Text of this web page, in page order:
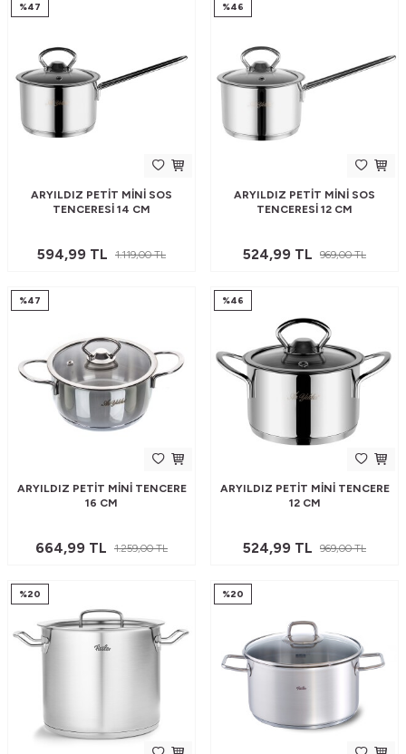
%47
ARYILDIZ PETIT MINI SOS
TENCERESI 14 CM
594,99 TL 1.119,00TL
%46
ARYILDIZ PETIT MINI SOS
TENCERESI 12 CM
524,99 TL 969,00TL
%47
ARYILDIZ PETIT MINI TENCERE
16 CM
664,99 TL 1.259,00TL
%46
ARYILDIZ PETIT MINI TENCERE
12 CM
524,99 TL 969,00TL
%20 %20